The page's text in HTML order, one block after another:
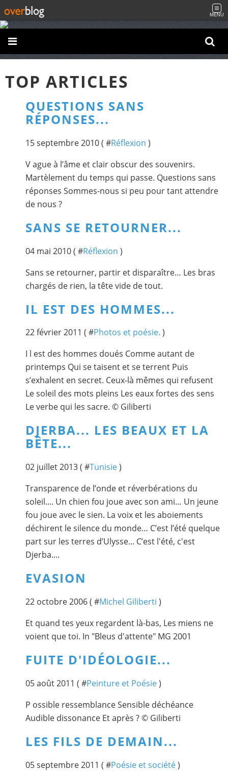
MENU
TOP ARTICLES
QUESTIONS SANS
RÉPONSES...
15 septembre 2010 ( #Réflexion )
V ague à l’âme et clair obscur des souvenirs.
Martèlement du temps qui passe. Questions sans
réponses Sommes-nous si peu pour tant attendre
de nous ?
SANS SE RETOURNER...
04 mai 2010 ( #Réflexion )
Sans se retourner, partir et disparaître… Les bras
chargés de rien, la tête vide de tout.
IL EST DES HOMMES...
22 février 2011 ( #Photos et poésie. )
I l est des hommes doués Comme autant de
printemps Qui se taisent et se terrent Puis
s’exhalent en secret. Ceux-là mêmes qui refusent
Le soleil des mots pleins Les eaux fortes des sens
Le verbe qui les sacre. © Giliberti
DJERBA... LES BEAUX ET LA
BÊTE...
02 juillet 2013 ( #Tunisie)
Transparence de l’onde et réverbérations du
soleil.... Un chien fou joue avec son ami… Un jeune
fou joue avec le sien. La voix et les aboiements
déchirent le silence du monde… C’est l’été quelque
part sur les terres d’Ulysse... C’est l'été, c'est
Djerba....
EVASION
22 octobre 2006 ( #Michel Giliberti )
Et quand tes yeux regardent là-bas, Les miens ne
voient que toi. In "Bleus d'attente" MG 2001
FUITE D'IDÉOLOGIE...
05 août 2011 ( #Peinture et Poésie)
P ossible ressemblance Sensible déchéance
Audible dissonance Et après ? © Giliberti
LES FILS DE DEMAIN...
05 septembre 2011 ( #Poésie et société)